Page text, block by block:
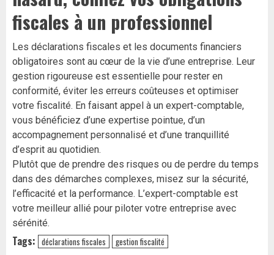
fiscales à un professionnel
Les déclarations fiscales et les documents financiers
obligatoires sont au cœur de la vie d’une entreprise. Leur
gestion rigoureuse est essentielle pour rester en
conformité, éviter les erreurs coûteuses et optimiser
votre fiscalité. En faisant appel à un expert-comptable,
vous bénéficiez d’une expertise pointue, d’un
accompagnement personnalisé et d’une tranquillité
d’esprit au quotidien.
Plutôt que de prendre des risques ou de perdre du temps
dans des démarches complexes, misez sur la sécurité,
l’efficacité et la performance. L’expert-comptable est
votre meilleur allié pour piloter votre entreprise avec
sérénité.
Tags: déclarations fiscales gestion fiscalité